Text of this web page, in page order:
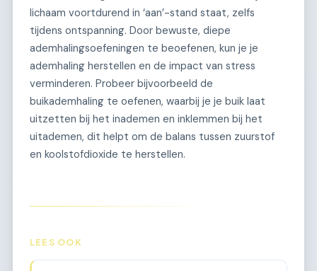
lichaam voortdurend in ‘aan’-stand staat, zelfs
tijdens ontspanning. Door bewuste, diepe
ademhalingsoefeningen te beoefenen, kun je je
ademhaling herstellen en de impact van stress
verminderen. Probeer bijvoorbeeld de
buikademhaling te oefenen, waarbij je je buik laat
uitzetten bij het inademen en inklemmen bij het
uitademen, dit helpt om de balans tussen zuurstof
en koolstofdioxide te herstellen.
LEES OOK